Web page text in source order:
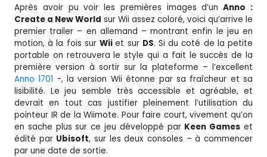
Après avoir pu voir les premières images d’un Anno :
Create a New World sur Wii assez coloré, voici qu’arrive le
premier trailer – en allemand – montrant enfin le jeu en
motion, à la fois surWiiet sur DS. Si du coté de la petite
portable on retrouvera le style qui a fait le succès de la
première version à sortir sur la plateforme – l’excellent
Anno 1701 -, la version Wii étonne par sa fraîcheur et sa
lisibilité. Le jeu semble très accessible et agréable, et
devrait en tout cas justifier pleinement l’utilisation du
pointeur IR de la Wiimote. Pour faire court, vivement qu’on
en sache plus sur ce jeu développé par Keen Games et
édité par Ubisoft, sur les deux consoles – à commencer
par une date de sortie.